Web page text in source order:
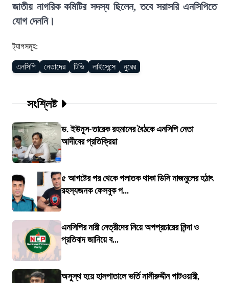
জাতীয় নাগরিক কমিটির সদস্য ছিলেন, তবে সরাসরি এনসিপিতে
যোগ দেননি।
ট্যাগসমূহ:
এনসিপি নেতাদের টিভি লাইসেন্সে নুরের
সংশ্লিষ্ট
ড. ইউনূস-তারেক রহমানের বৈঠকে এনসিপি নেতা
আদীবের প্রতিক্রিয়া
৫ আগষ্টের পর থেকে পলাতক থাকা ডিসি নাজমুলের হঠাৎ
রহস্যজনক ফেসবুক প...
এনসিপির নারী নেত্রীদের নিয়ে অপপ্রচারের নিন্দা ও
প্রতিবাদ জানিয়ে ব...
অসুস্থ হয়ে হাসপাতালে ভর্তি নাসীরুদ্দীন পাটওয়ারী,